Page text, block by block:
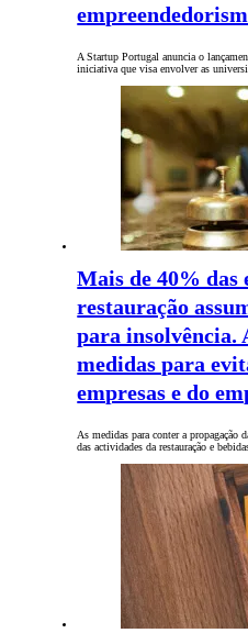
A Startup Portugal anuncia o
iniciativa que visa envolver as
Mais de 40% das
restauração
para insolvência.
medidas para
empresas e do
As medidas para conter a propagação
das actividades da restauração e